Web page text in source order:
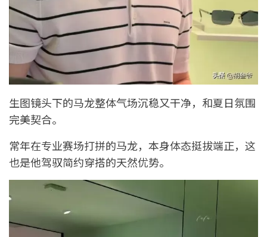
生图镜头下的马龙整体气场沉稳又干净，和夏日氛围
完美契合。
常年在专业赛场打拼的马龙，本身体态挺拔端正，这
也是他驾驭简约穿搭的天然优势。